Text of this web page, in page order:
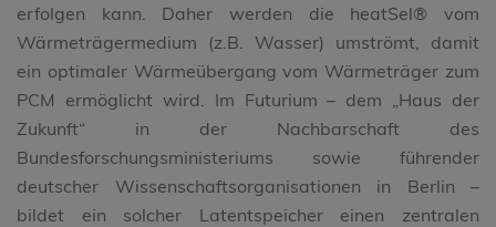
erfolgen kann. Daher werden die heatSel® vom
Wärmeträgermedium (z.B. Wasser) umströmt, damit
ein optimaler Wärmeübergang vom Wärmeträger zum
PCM ermöglicht wird. Im Futurium – dem „Haus der
Zukunft“ in der Nachbarschaft des
Bundesforschungsministeriums sowie führender
deutscher Wissenschaftsorganisationen in Berlin –
bildet ein solcher Latentspeicher einen zentralen